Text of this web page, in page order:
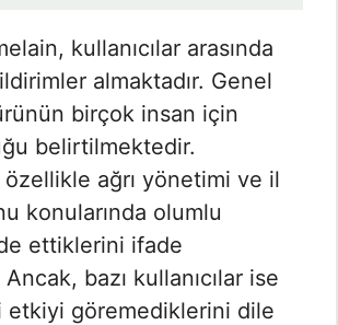
kullanıcılar arasında
almaktadır. Genel
birçok insan için
belirtilmektedir.
özellikle ağrı yönetimi ve il
konularında olumlu
ettiklerini ifade
bazı kullanıcılar ise
etkiyi göremediklerini dile